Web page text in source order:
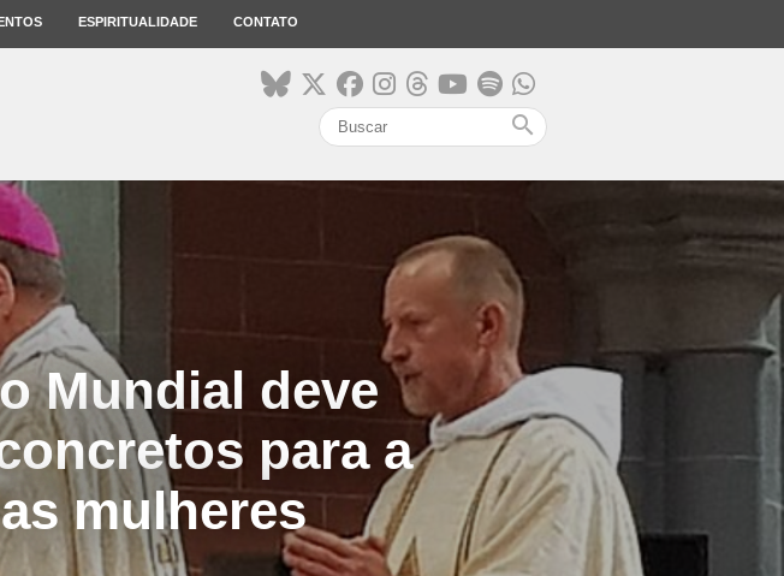
ESPIRITUALIDADE CONTATO
search
Mundial deve
para a
mulheres